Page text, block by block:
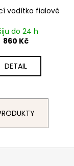
vodítko fialové
do 24 h
860 Kč
DETAIL